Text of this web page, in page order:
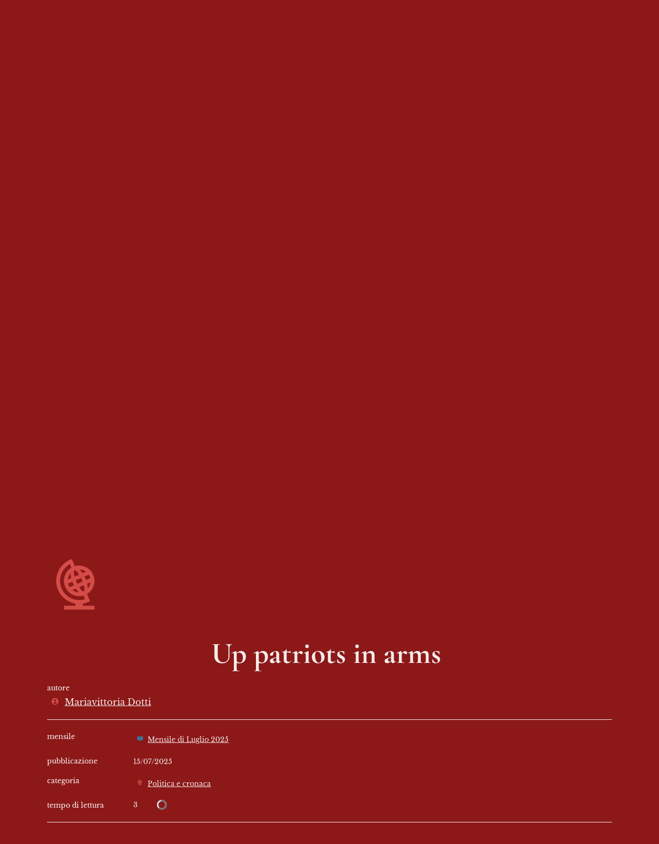
Up patriots in arms
autore
Mariavittoria Dotti
mensile Mensile di Luglio 2025
pubblicazione 15/07/2025
categoria Politica e cronaca
tempo di lettura 3